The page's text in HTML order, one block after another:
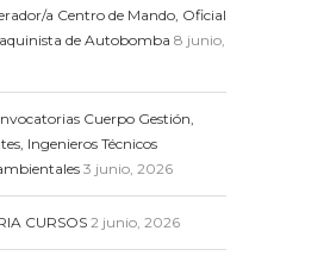
a Centro de Mando, Oficial
de Autobomba 8 junio,
Cuerpo Gestión,
Ingenieros Técnicos
3 junio, 2026
CURSOS 2 junio, 2026